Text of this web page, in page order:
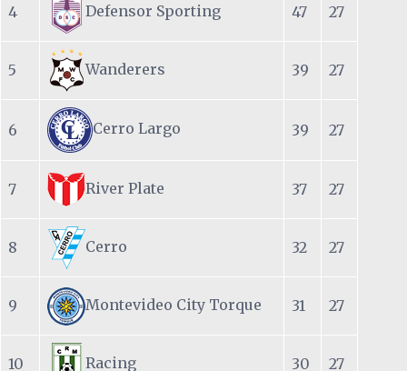
4 Defensor Sporting 47 27
5 Wanderers 39 27
6 Cerro Largo 39 27
7 River Plate 37 27
8 Cerro 32 27
9 Montevideo City Torque 31 27
10 Racing 30 27